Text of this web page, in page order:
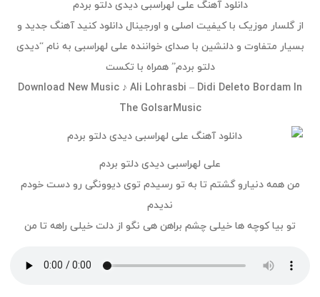
دانلود آهنگ علی لهراسبی دیدی دلتو بردم
از گلسار موزیک با کیفیت اصلی و اورجینال دانلود کنید آهنگ جدید و
بسیار متفاوت و دلنشین با صدای خواننده علی لهراسبی به نام “دیدی
دلتو بردم” همراه با تکست
Download New Music ♪ Ali Lohrasbi – Didi Deleto Bordam In
The GolsarMusic
علی لهراسبی دیدی دلتو بردم
من همه دنیارو گشتم تا به تو‌ رسیدم توی دیوونگی رو دست خودم
ندیدم
تو بیا کوچه ها خیلی چشم براهن هی نگو از دلت خیلی راهه تا من